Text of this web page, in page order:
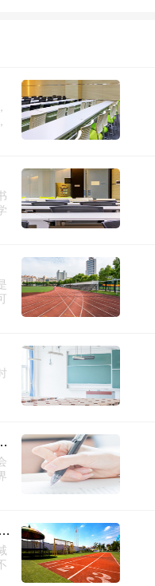
名须知_有链接吗
洛阳电大一年制报名取消了吗（必看）